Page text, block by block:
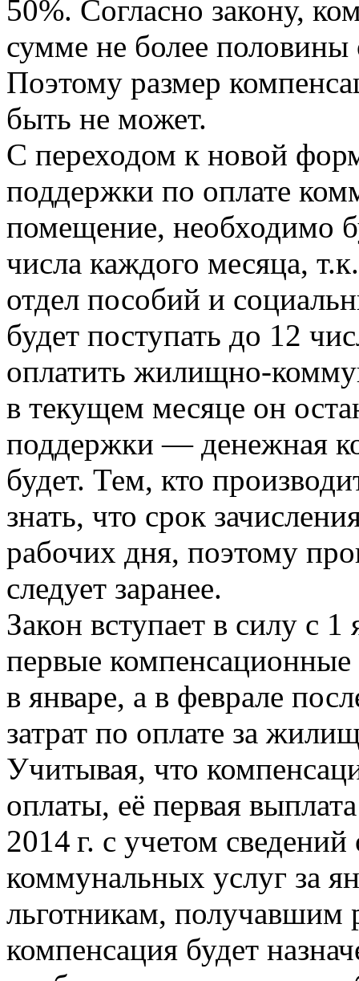
50%. Согласно закону,
сумме не более половины
Поэтому размер
быть не может.
С переходом к новой
поддержки по оплате
помещение, необходимо
числа каждого месяца,
отдел пособий и
будет поступать до 12
оплатить жилищно-
в текущем месяце он
поддержки — денежная
будет. Тем, кто
знать, что срок
рабочих дня, поэтому
следует заранее.
Закон вступает в силу с 1
первые
в январе, а в феврале
затрат по оплате за
Учитывая, что
оплаты, её первая
2014 г. с учетом
коммунальных услуг за
льготникам, получавшим
компенсация будет